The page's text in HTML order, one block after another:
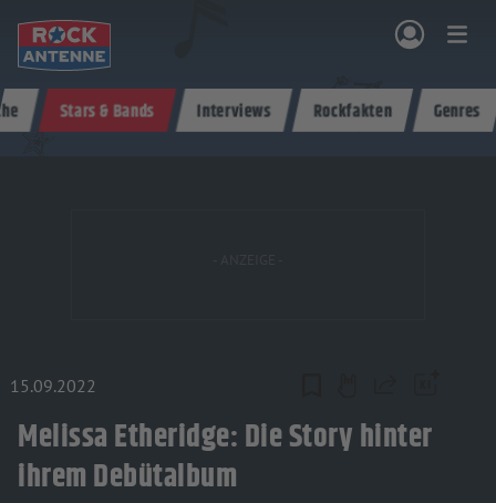
& PROGRAMM AKTIONEN & KONZERTE MUSIK ROCKCOMMUNITY SHOPPEN
Stars & Bands Interviews Rockfakten Genres
15.09.2022
Melissa Etheridge: Die Story hinter
ihrem Debütalbum